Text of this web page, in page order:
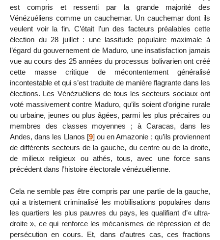
est compris et ressenti par la grande majorité des
Vénézuéliens comme un cauchemar. Un cauchemar dont ils
veulent voir la fin. C’était l’un des facteurs préalables cette
élection du 28 juillet : une lassitude populaire maximale à
l’égard du gouvernement de Maduro, une insatisfaction jamais
vue au cours des 25 années du processus bolivarien ont créé
cette masse critique de mécontentement généralisé
incontestable et qui s’est traduite de manière flagrante dans les
élections. Les Vénézuéliens de tous les secteurs sociaux ont
voté massivement contre Maduro, qu’ils soient d’origine rurale
ou urbaine, jeunes ou plus âgées, parmi les plus précaires ou
membres des classes moyennes ; à Caracas, dans les
Andes, dans les Llanos [9] ou en Amazonie ; qu’ils proviennent
de différents secteurs de la gauche, du centre ou de la droite,
de milieux religieux ou athés, tous, avec une force sans
précédent dans l’histoire électorale vénézuélienne.
Cela ne semble pas être compris par une partie de la gauche,
qui a tristement criminalisé les mobilisations populaires dans
les quartiers les plus pauvres du pays, les qualifiant d’« ultra-
droite », ce qui renforce les mécanismes de répression et de
persécution en cours. Et, dans d’autres cas, ces fractions